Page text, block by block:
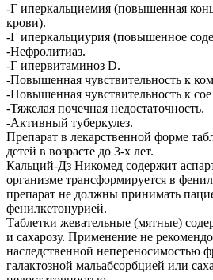
-Г иперкальциемия (повышенная
крови).
-Г иперкальциурия (повышенное
-Нефролитиаз.
-Г ипервитаминоз D.
-Повышенная чувствительность к
-Повышенная чувствительность к сое
-Тяжелая почечная недостаточность.
-Активный туберкулез.
Препарат в лекарственной форме
детей в возрасте до 3-х лет.
Кальций-Дз Никомед содержит
организме трансформируется в
препарат не должны принимать
фенилкетонурией.
Таблетки жевательные (мятные)
и сахарозу. Применение не
наследственной непереносимостью
галактозной мальабсорбцией или